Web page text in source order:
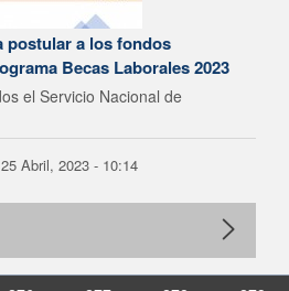
postular a los fondos
Becas Laborales 2023
el Servicio Nacional de
Abril, 2023 - 10:14